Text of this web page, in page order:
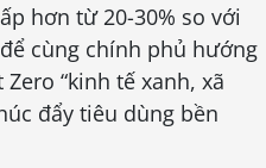
hơn từ 20-30% so với
cùng chính phủ hướng
“kinh tế xanh, xã
đẩy tiêu dùng bền